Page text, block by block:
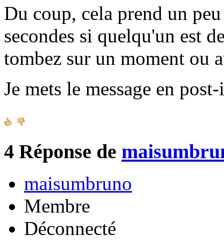
Du coup, cela prend un
secondes si quelqu'un est
tombez sur un moment ou
Je mets le message en
4 Réponse de
maisumbruno
Membre
Déconnecté